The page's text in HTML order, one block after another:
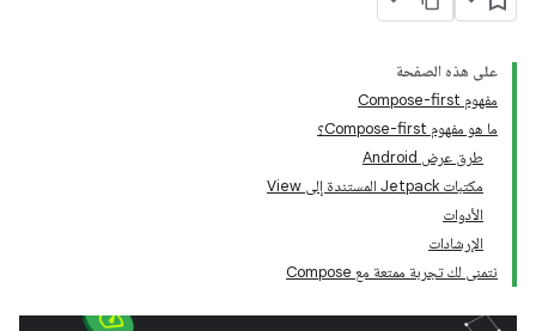
على هذه الصفحة
مفهوم Compose-first
ما هو مفهوم Compose-first؟
طرق عرض Android
مكتبات Jetpack المستندة إلى View
الأدوات
الإرشادات
نتمنى لك تجربة ممتعة مع Compose